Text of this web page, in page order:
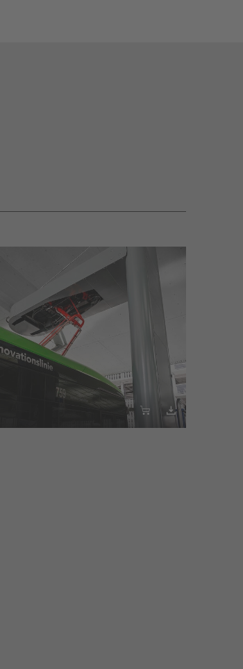
 